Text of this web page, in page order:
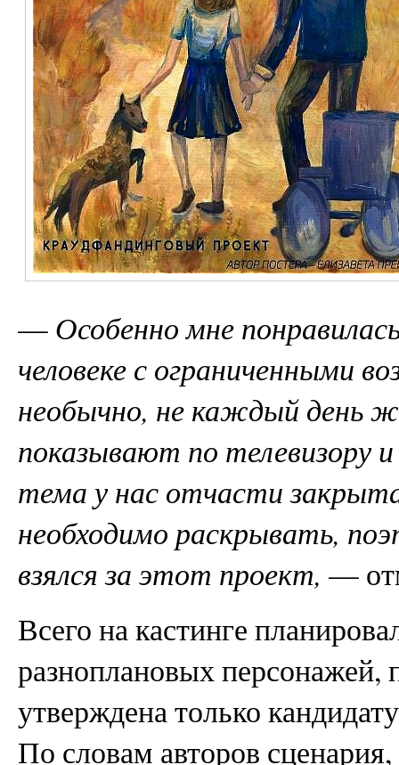
— Особенно мне
человеке с ограниченными
необычно, не каждый день
показывают по телевизору
тема у нас отчасти
необходимо раскрывать,
взялся за этот проект, —
Всего на кастинге
разноплановых персонажей,
утверждена только
По словам авторов